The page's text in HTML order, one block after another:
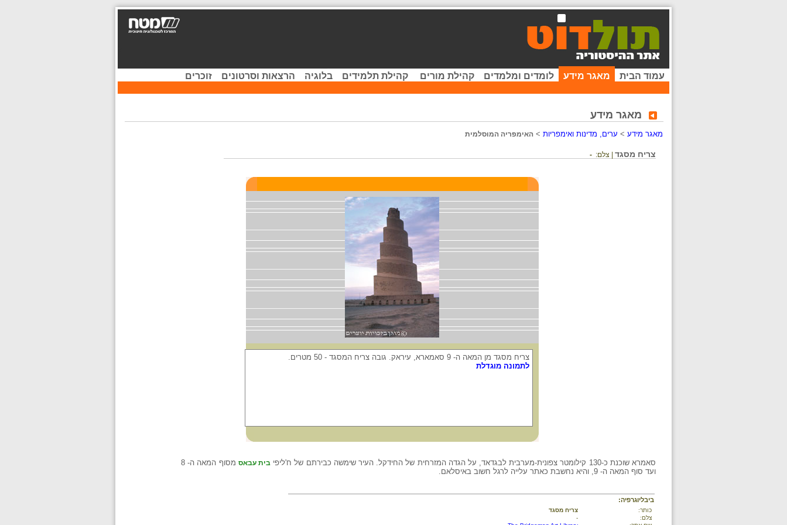
עמוד הבית מאגר מידע לומדים ומלמדים קהילת מורים קהילת תלמידים בלוגיה הרצאות וסרטונים זוכרים
מאגר מידע
מאגר מידע > ערים, מדינות ואימפריות > האימפריה המוסלמית
צריח מסגד | צלם: -
צריח מסגד מן המאה ה- 9 סאמארא, עיראק. גובה צריח המסגד - 50 מטרים.
לתמונה מוגדלת
סאמרא שוכנת כ-130 קילומטר צפונית-מערבית לבגדאד, על הגדה המזרחית של החידקל. העיר שימשה כבירתם של ח'ליפי בית עבאס
מסוף המאה ה- 8
ועד סוף המאה ה- 9, והיא נחשבת כאתר עלייה לרגל חשוב באיסלאם.
ביבליוגרפיה:
כותר:
צריח מסגד
צלם:
-